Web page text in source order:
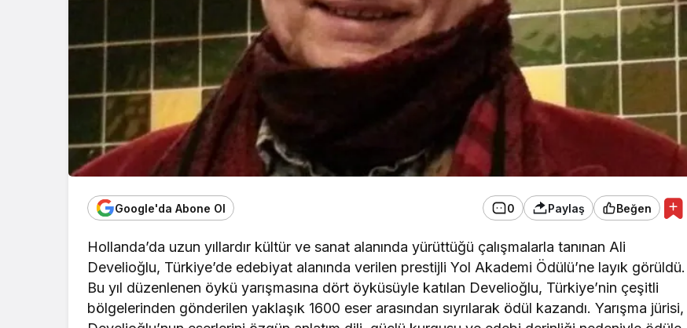
Google'da Abone Ol 0 Paylaş Beğen
Hollanda’da uzun yıllardır kültür ve sanat alanında yürüttüğü çalışmalarla tanınan Ali
Develioğlu, Türkiye’de edebiyat alanında verilen prestijli Yol Akademi Ödülü’ne layık görüldü.
Bu yıl düzenlenen öykü yarışmasına dört öyküsüyle katılan Develioğlu, Türkiye’nin çeşitli
bölgelerinden gönderilen yaklaşık 1600 eser arasından sıyrılarak ödül kazandı. Yarışma jürisi,